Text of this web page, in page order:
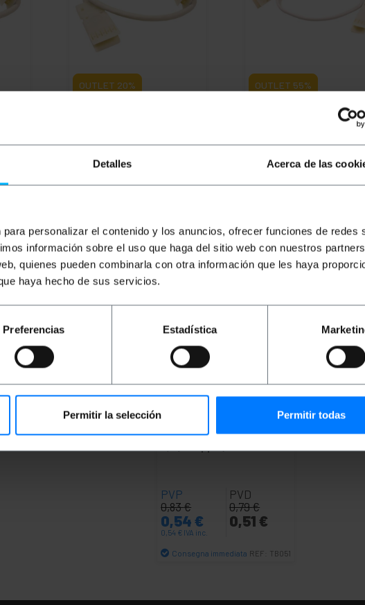
Detalles Acerca de las
personalizar el contenido y los anuncios, ofrecer funciones de redes
información sobre el uso que haga del sitio web con nuestros
quienes pueden combinarla con otra información que les haya
haya hecho de sus servicios.
Preferencias Estadística
Permitir la selección Permitir todas
€
OUTLET 20%
PVP
0,66€ 0,63€
Quantità
OUTLET 55%
TB110-TB110
PVP
0,56€
PVD
0,48€
Quantità
BEMATIKCavo TB110-TB110
PVP
0,83€
0,54€
0,54 € IVA inc.
PVD
0,79€
0,51 €
Consegna immediata REF: TB051